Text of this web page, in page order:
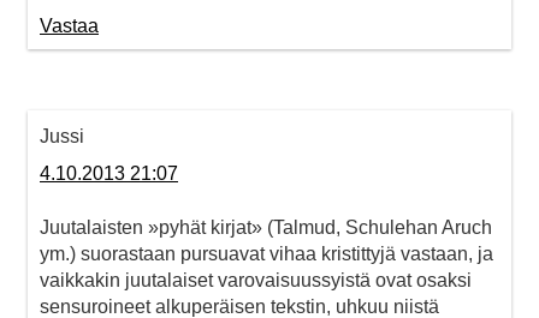
Vastaa
Jussi
4.10.2013 21:07
Juutalaisten »pyhät kirjat» (Talmud, Schulehan Aruch
ym.) suorastaan pursuavat vihaa kristittyjä vastaan, ja
vaikkakin juutalaiset varovaisuussyistä ovat osaksi
sensuroineet alkuperäisen tekstin, uhkuu niistä